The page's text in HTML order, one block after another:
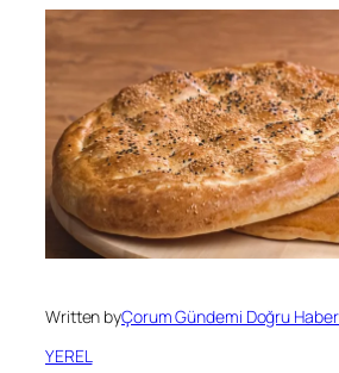
Written byÇorum Gündemi Doğru
YEREL